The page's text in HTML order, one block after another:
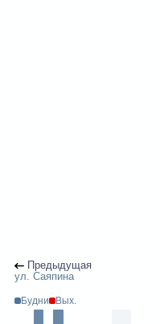
Предыдущая
ул. Саяпина
Будни Вых.